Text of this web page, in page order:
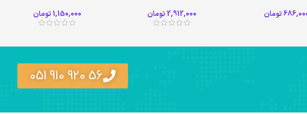
تومان
2,912,000تومان
1,150,000تومان
56 920 910 051